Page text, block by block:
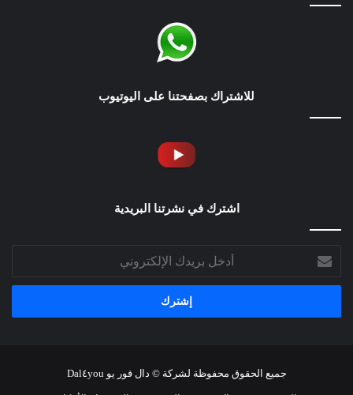
للاشتراك بصفحتنا على اليوتيوب
اشترك في نشرتنا البريدية
أدخل
بريدك
الإلكتروني
جميع الحقوق محفوظة لشركة © دال فور يو Dal٤you